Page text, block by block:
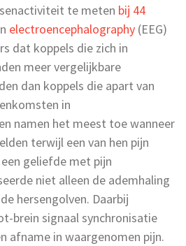
te meten bij 44
electroencephalography (EEG)
dat koppels die zich in
meer vergelijkbare
dan koppels die apart van
in
namen het meest toe wanneer
terwijl een van hen pijn
geliefde met pijn
niet alleen de ademhaling
hersengolven. Daarbij
brein signaal synchronisatie
afname in waargenomen pijn.